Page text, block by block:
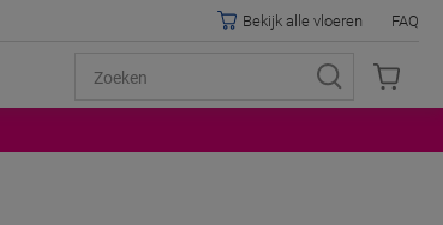
Bekijk alle vloeren FAQ